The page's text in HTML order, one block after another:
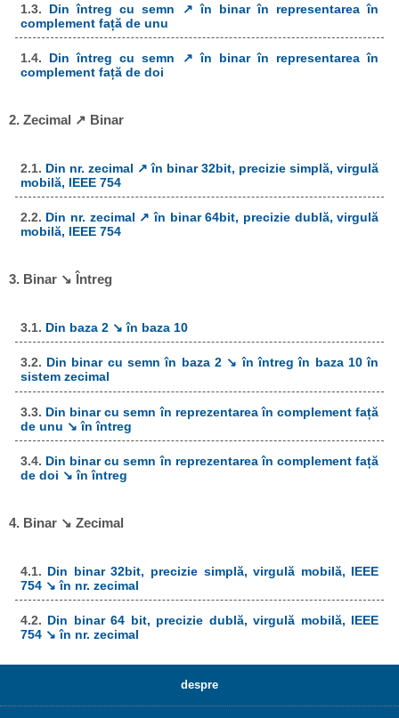
1.3. Din întreg cu semn ↗ în binar în representarea în
complement față de unu
1.4. Din întreg cu semn ↗ în binar în representarea în
complement față de doi
2. Zecimal ↗ Binar
2.1. Din nr. zecimal ↗ în binar 32bit, precizie simplă, virgulă
mobilă, IEEE 754
2.2. Din nr. zecimal ↗ în binar 64bit, precizie dublă, virgulă
mobilă, IEEE 754
3. Binar ↘ Întreg
3.1. Din baza 2 ↘ în baza 10
3.2. Din binar cu semn în baza 2 ↘ în întreg în baza 10 în
sistem zecimal
3.3. Din binar cu semn în reprezentarea în complement față
de unu ↘ în întreg
3.4. Din binar cu semn în reprezentarea în complement față
de doi ↘ în întreg
4. Binar ↘ Zecimal
4.1. Din binar 32bit, precizie simplă, virgulă mobilă, IEEE
754 ↘ în nr. zecimal
4.2. Din binar 64 bit, precizie dublă, virgulă mobilă, IEEE
754 ↘ în nr. zecimal
despre